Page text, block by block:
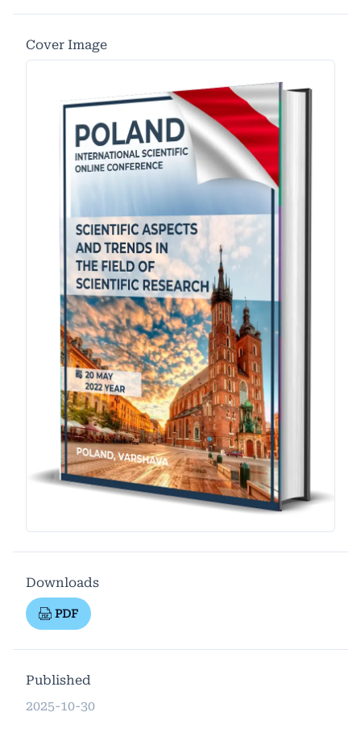
Cover Image
Downloads
PDF
Published
2025-10-30